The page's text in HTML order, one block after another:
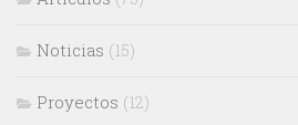
Noticias (15)
Proyectos (12)